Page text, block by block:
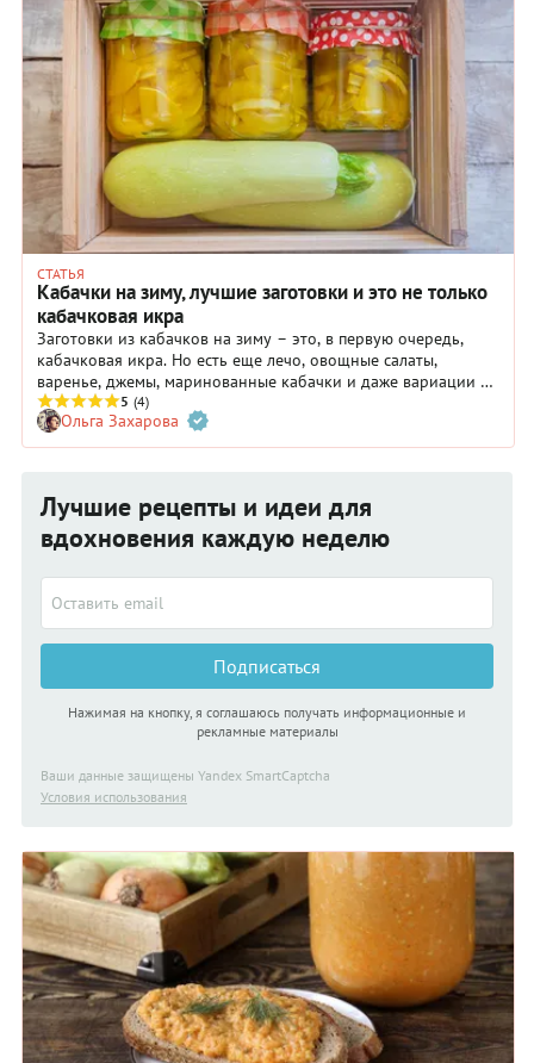
СТАТЬЯ
Кабачки на зиму, лучшие заготовки и это не только
кабачковая икра
Заготовки из кабачков на зиму – это, в первую очередь,
кабачковая икра. Но есть еще лечо, овощные салаты,
варенье, джемы, маринованные кабачки и даже вариации на
тему аджики. Делайте эти заготовки по нашим рецептам и
все они обязательно пригодятся вам зимой.
5 (4)
Ольга Захарова
Лучшие рецепты и идеи для
вдохновения каждую неделю
Подписаться
Нажимая на кнопку, я соглашаюсь получать информационные и
рекламные материалы
Ваши данные защищены Yandex SmartCaptcha
Условия использования